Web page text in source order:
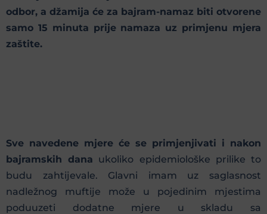
odbor, a džamija će za bajram-namaz biti otvorene
samo 15 minuta prije namaza uz primjenu mjera
zaštite.
Sve navedene mjere će se primjenjivati i nakon
bajramskih dana ukoliko epidemiološke prilike to
budu zahtijevale. Glavni imam uz saglasnost
nadležnog muftije može u pojedinim mjestima
poduuzeti dodatne mjere u skladu sa